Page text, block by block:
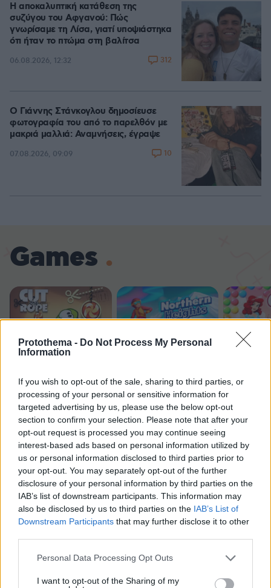
Protothema - Do Not Process My Personal
Information
If you wish to opt-out of the sale, sharing to third parties, or
processing of your personal or sensitive information for
targeted advertising by us, please use the below opt-out
section to confirm your selection. Please note that after your
opt-out request is processed you may continue seeing
interest-based ads based on personal information utilized by
us or personal information disclosed to third parties prior to
your opt-out. You may separately opt-out of the further
disclosure of your personal information by third parties on the
IAB’s list of downstream participants. This information may
also be disclosed by us to third parties on the IAB’s List of
Downstream Participants that may further disclose it to other
Please note that this website/app uses one or more Google
not limited to your visit or usage behaviour. You may click to
Personal Data Processing Opt Outs
I want to opt-out of the Sharing of my
Η αποκαλυπτική κατάθεση της
συζύγου του Αφγανού: Πώς
γνωρίσαμε τη Λίσα, γιατί υποψιάστηκα
ότι ήταν το πτώμα στη βαλίτσα
06.08.2026, 12:32 312
Ο Γιάννης Στάνκογλου δημοσίευσε
φωτογραφία του από το παρελθόν με
μακριά μαλλιά: Αναμνήσεις, έγραψε
07.08.2026, 09:09 10
Games
Cut The Rope Northern Heights
ΔΕΙΤΕ ΟΛΑ ΤΑ GAMES
Best of Network